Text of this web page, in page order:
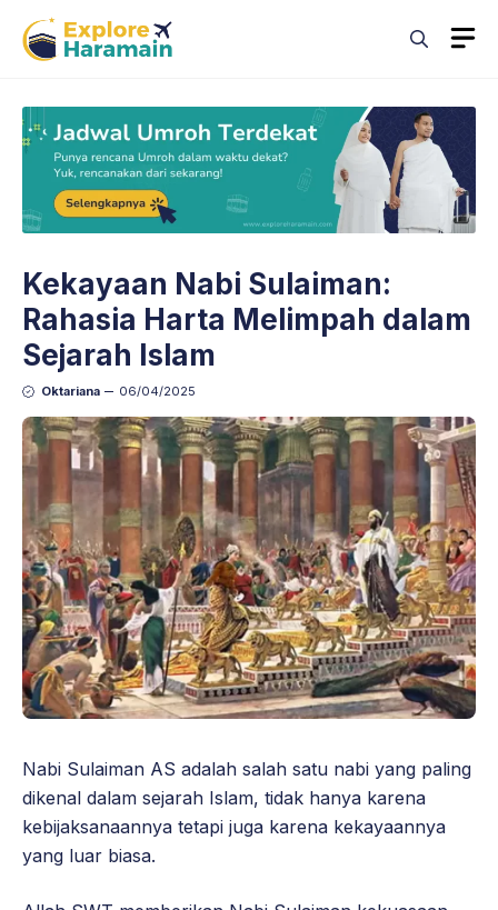
content
Kekayaan Nabi Sulaiman:
Rahasia Harta Melimpah dalam
Sejarah Islam
Oktariana 06/04/2025
Nabi Sulaiman AS adalah salah satu nabi yang paling
dikenal dalam sejarah Islam, tidak hanya karena
kebijaksanaannya tetapi juga karena kekayaannya
yang luar biasa.